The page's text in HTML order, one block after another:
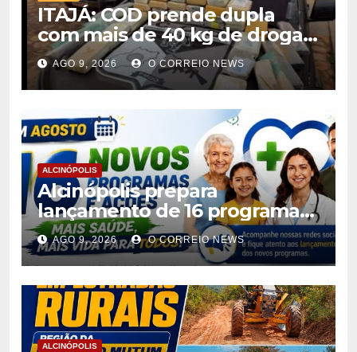
ITAJÁ: COD prende dupla
com mais de 40 kg de drogas
avaliadas em r$ 1 milhão
AGO 9, 2026 O CORREIO NEWS
ALCINÓPOLIS
Alcinópolis prepara
lançamento de 16 programas
de saúde para ampliar
atendimento à população
AGO 9, 2026 O CORREIO NEWS
ALCINÓPOLIS